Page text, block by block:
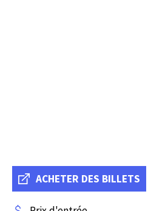
ACHETER DES BILLETS